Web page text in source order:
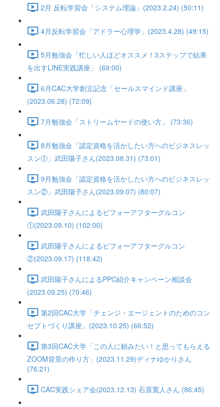
2月 反転学習会「システム理論」(2023.2.24) (50:11)
4月反転学習会「アドラー心理学」(2023.4.28) (49:15)
5月勉強会「忙しい人ほどオススメ！3ステップで結果
を出すLINE実践講座」 (69:00)
6月CAC大学創立記念「セールスマインド講座」
(2023.06.28) (72:09)
7月勉強会「ストリームヤードの使い方」 (73:36)
8月勉強会「認定資格を活かしたい方へのビジネスレッ
スン①」武田陽子さん(2023.08.31) (73:01)
9月勉強会「認定資格を活かしたい方へのビジネスレッ
スン②」武田陽子さん(2023.09.07) (80:07)
武田陽子さんによるビフォーアフターグルコン
①(2023.09.10) (102:00)
武田陽子さんによるビフォーアフターグルコン
②(2023.09.17) (118:42)
武田陽子さんによるPPC紹介キャンペーン相談会
(2023.09.25) (70:46)
第2回CAC大学「チェンジ・エージェントのためのコン
セプトづくり講座」(2023.10.25) (66:52)
第3回CAC大学「この人に頼みたい！と思ってもらえる
ZOOM背景の作り方」(2023.11.29)ディナゆかりさん
(76:21)
CAC実践シェア会(2023.12.13) 石原寛人さん (86:45)